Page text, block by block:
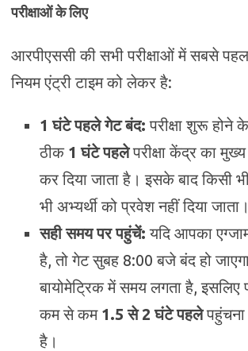
परीक्षाओं के लिए
आरपीएससी की सभी परीक्षाओं में सबसे
नियम एंट्री टाइम को लेकर है:
1 घंटे पहले गेट बंद: परीक्षा शुरू होने
ठीक 1 घंटे पहलेपरीक्षा केंद्र का
कर दिया जाता है। इसके बाद किसी
भी अभ्यर्थी को प्रवेश नहीं दिया जाता।
सही समय पर पहुंचें: यदि आपका
है, तो गेट सुबह 8:00 बजे बंद हो
बायोमेट्रिक में समय लगता है, इसलिए
कम से कम 1.5 से 2 घंटे पहलेपहुंचना
है।